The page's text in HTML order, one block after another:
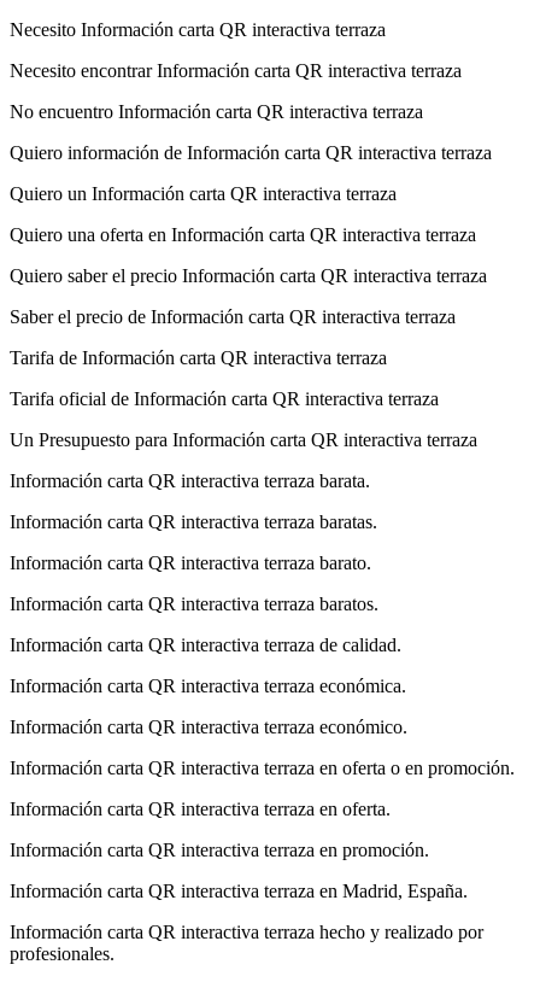
Necesito Información carta QR interactiva terraza
Necesito encontrar Información carta QR interactiva terraza
No encuentro Información carta QR interactiva terraza
Quiero información de Información carta QR interactiva terraza
Quiero un Información carta QR interactiva terraza
Quiero una oferta en Información carta QR interactiva terraza
Quiero saber el precio Información carta QR interactiva terraza
Saber el precio de Información carta QR interactiva terraza
Tarifa de Información carta QR interactiva terraza
Tarifa oficial de Información carta QR interactiva terraza
Un Presupuesto para Información carta QR interactiva terraza
Información carta QR interactiva terraza barata.
Información carta QR interactiva terraza baratas.
Información carta QR interactiva terraza barato.
Información carta QR interactiva terraza baratos.
Información carta QR interactiva terraza de calidad.
Información carta QR interactiva terraza económica.
Información carta QR interactiva terraza económico.
Información carta QR interactiva terraza en oferta o en promoción.
Información carta QR interactiva terraza en oferta.
Información carta QR interactiva terraza en promoción.
Información carta QR interactiva terraza en Madrid, España.
Información carta QR interactiva terraza hecho y realizado por
profesionales.